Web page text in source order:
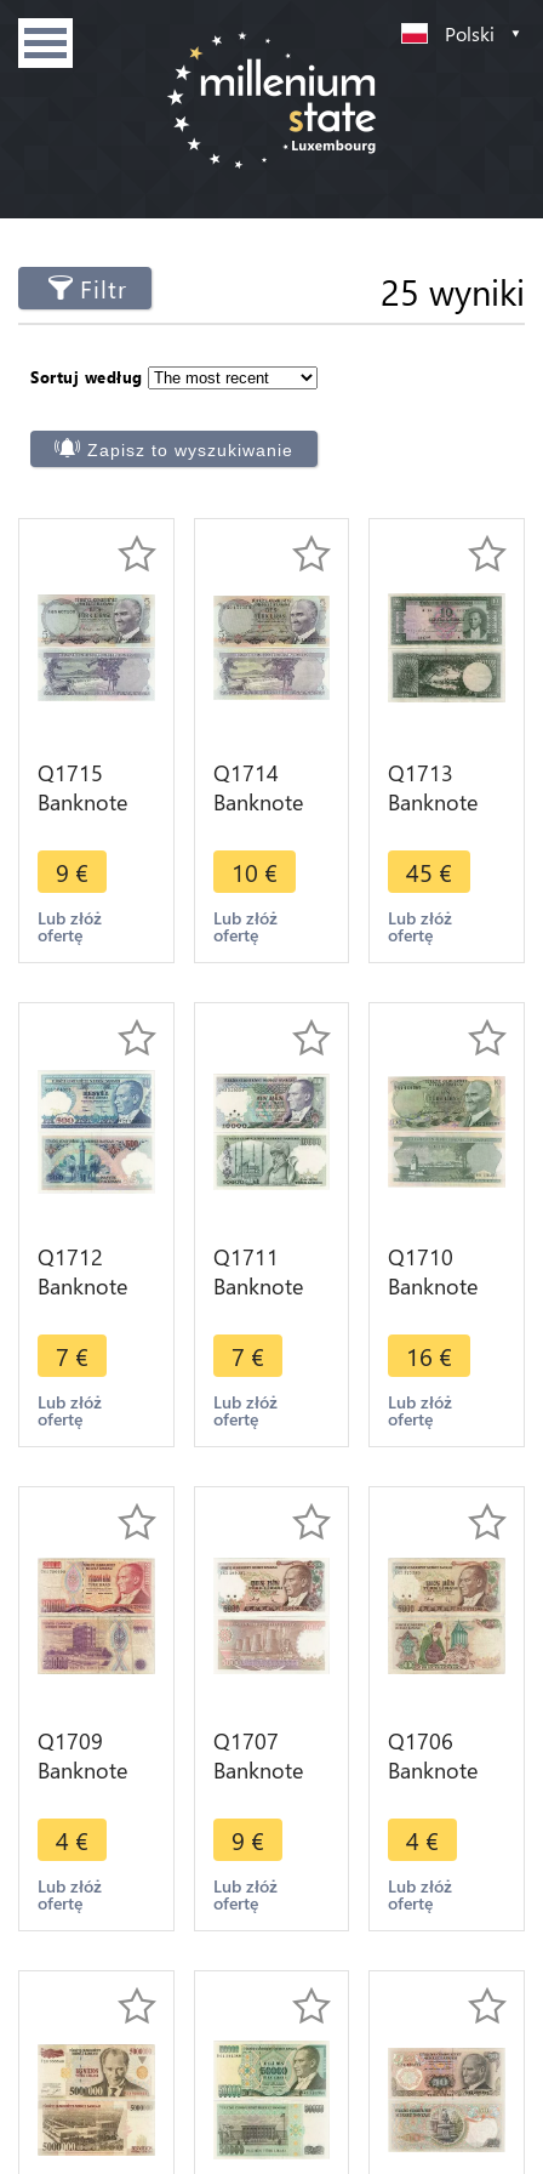
Polski
Filtr 25 wyniki
Sortuj według
Zapisz to wyszukiwanie
Q1715
Banknote
Lira Mustafa
Kemal
Atatürk
1976 ->
Make offer
9 €
Lub złóż
ofertę
Q1714
Banknote
Lira Mustafa
Kemal
Atatürk
1968 ->
Make offer
10 €
Lub złóż
ofertę
Q1713
Banknote
Lira Mustafa
Kemal
Atatürk
1960 ->
45 €
Lub złóż
ofertę
Q1712
Banknote
Lira Mustafa
Kemal
Atatürk
1983 UNC
7 €
Lub złóż
ofertę
Q1711
Banknote
10000 Lira
Mustafa
Kemal
Atatürk
Make offer
7 €
Lub złóż
ofertę
Q1710
Banknote
Lira Mustafa
Kemal
Atatürk
1966 AU ->
16 €
Lub złóż
ofertę
Q1709
Banknote
20000 Lira
Mustafa
Kemal
Atatürk
Make offer
4 €
Lub złóż
ofertę
Q1707
Banknote
5000 Lira
Mustafa
Kemal
Atatürk
> Make
9 €
Lub złóż
ofertę
Q1706
Banknote
5000 Lira
Mustafa
Kemal
Atatürk
Make offer
4 €
Lub złóż
ofertę